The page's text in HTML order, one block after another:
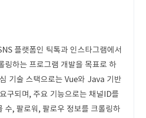
플랫폼인 틱톡과 인스타그램에서
링하는 프로그램 개발을 목표로 하
기술 스택으로는 Vue와 Java 기반
구되며, 주요 기능으로는 채널ID를
수, 팔로워, 팔로우 정보를 크롤링하